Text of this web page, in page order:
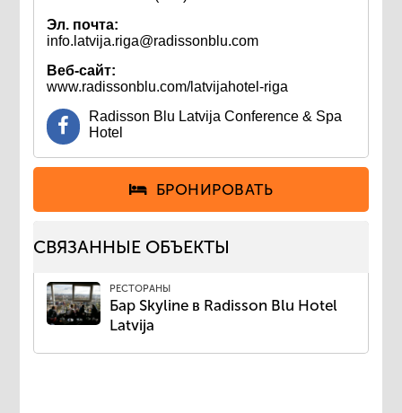
Эл. почта:
info.latvija.riga@radissonblu.com
Веб-сайт:
www.radissonblu.com/latvijahotel-riga
Radisson Blu Latvija Conference & Spa
Hotel
БРОНИРОВАТЬ
СВЯЗАННЫЕ ОБЪЕКТЫ
РЕСТОРАНЫ
Бар Skyline в Radisson Blu Hotel
Latvija